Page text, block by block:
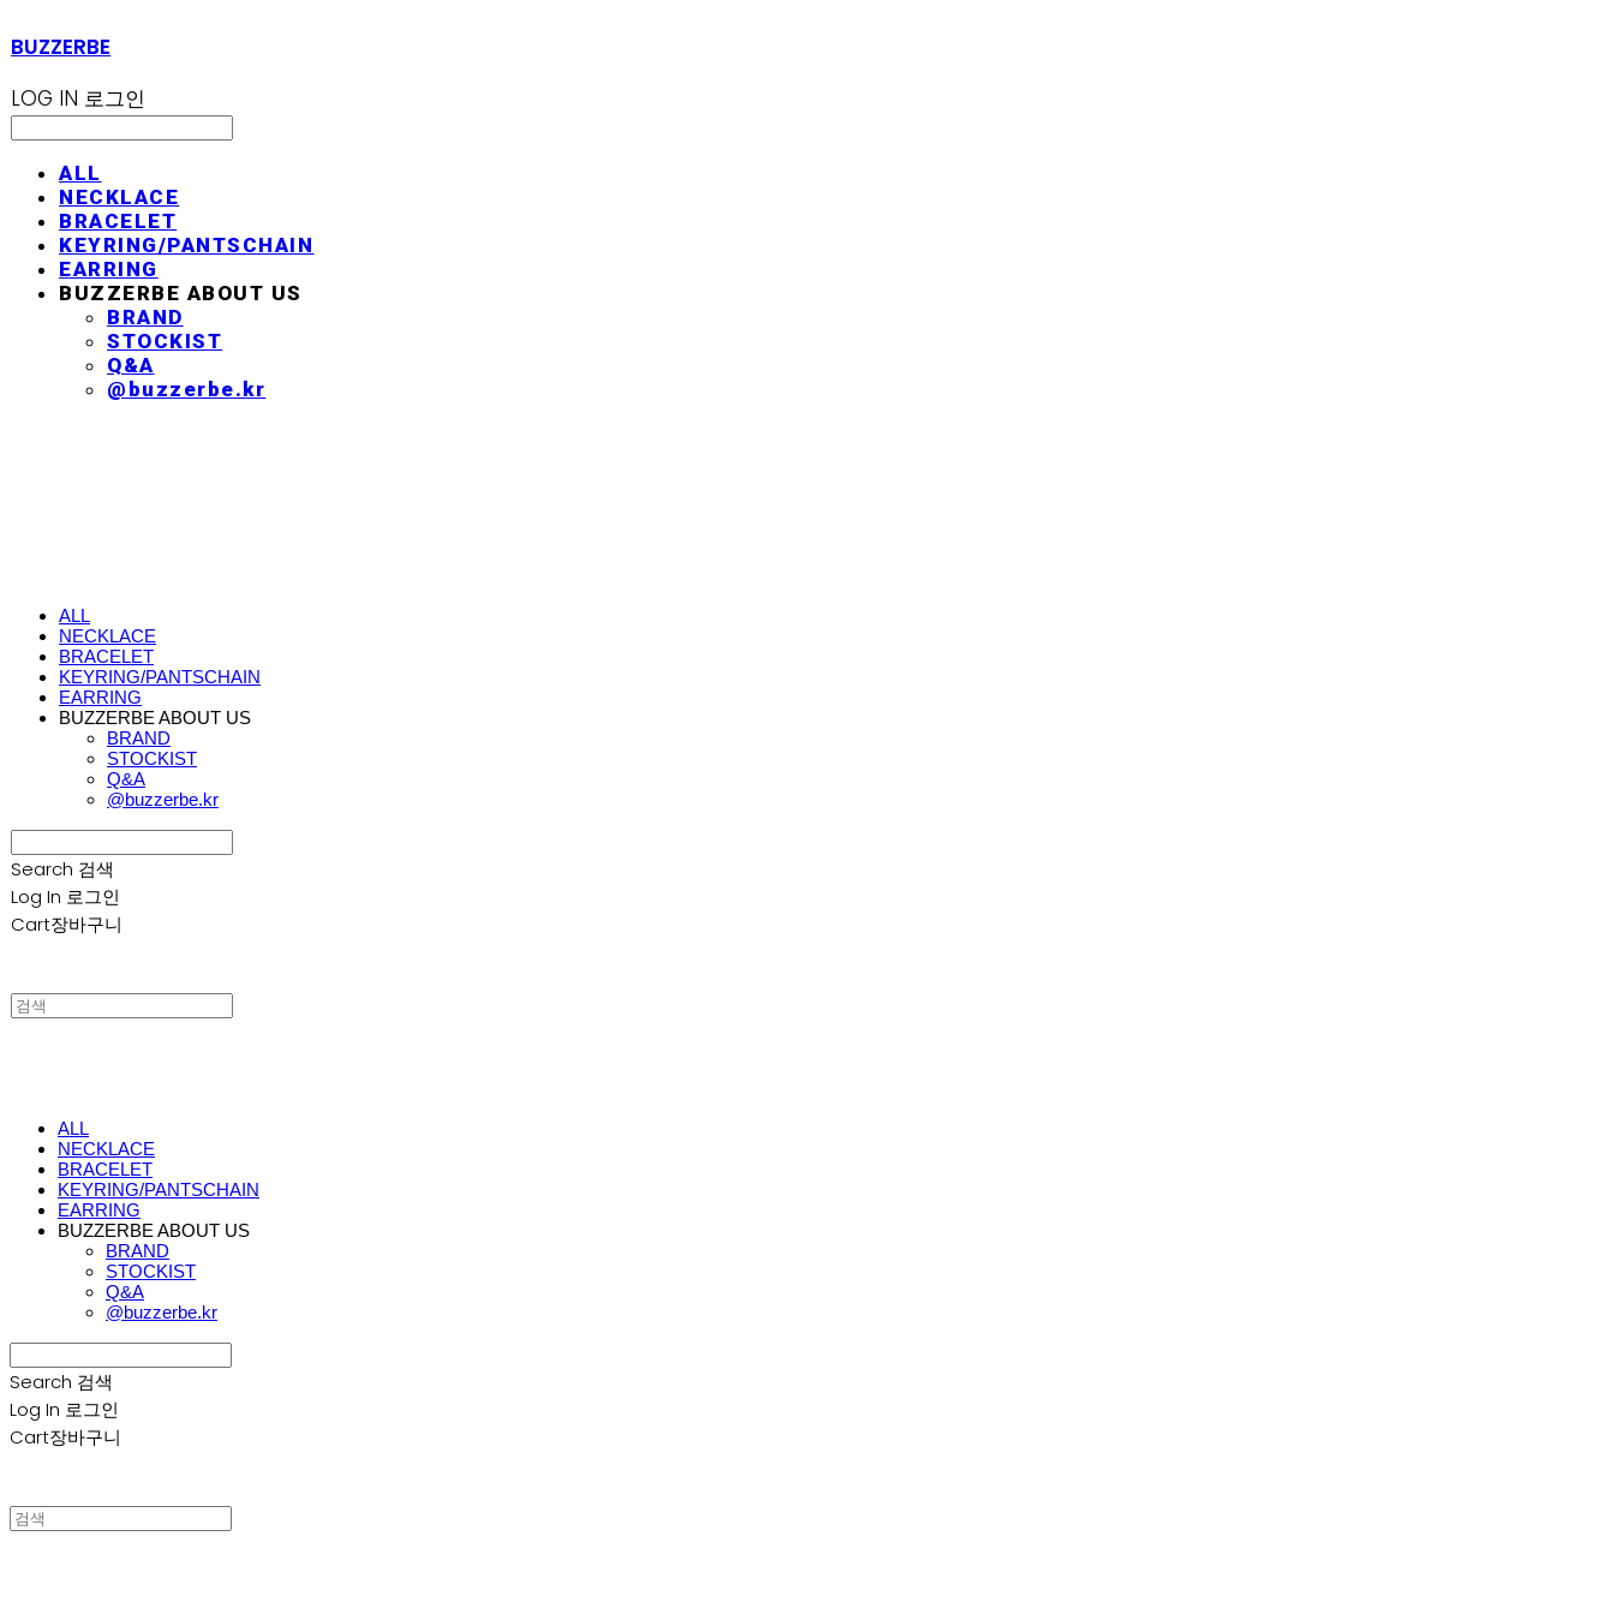
BUZZERBE
LOG IN 로그인
ALL
NECKLACE
BRACELET
KEYRING/PANTSCHAIN
EARRING
BUZZERBE ABOUT US
BRAND
STOCKIST
Q&A
@buzzerbe.kr
ALL
NECKLACE
BRACELET
KEYRING/PANTSCHAIN
EARRING
BUZZERBE ABOUT US
BRAND
STOCKIST
Q&A
@buzzerbe.kr
Search 검색
Log In 로그인
Cart장바구니
ALL
NECKLACE
BRACELET
KEYRING/PANTSCHAIN
EARRING
BUZZERBE ABOUT US
BRAND
STOCKIST
Q&A
@buzzerbe.kr
Search 검색
Log In 로그인
Cart장바구니